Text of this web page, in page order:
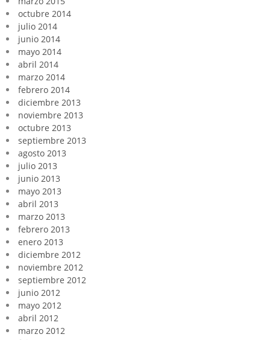
octubre 2014
julio 2014
junio 2014
mayo 2014
abril 2014
marzo 2014
febrero 2014
diciembre 2013
noviembre 2013
octubre 2013
septiembre 2013
agosto 2013
julio 2013
junio 2013
mayo 2013
abril 2013
marzo 2013
febrero 2013
enero 2013
diciembre 2012
noviembre 2012
septiembre 2012
junio 2012
mayo 2012
abril 2012
marzo 2012